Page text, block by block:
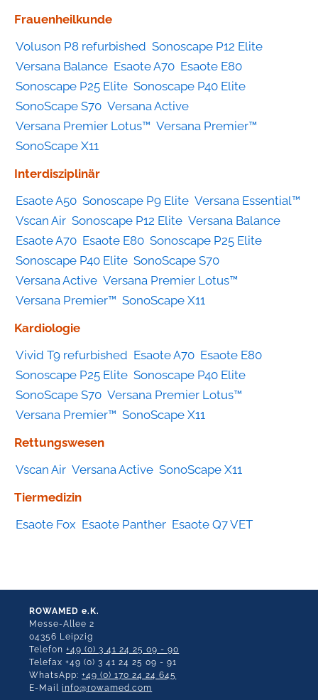
Frauenheilkunde
Voluson P8 refurbished Sonoscape P12 Elite
Versana Balance Esaote A70 Esaote E80
Sonoscape P25 Elite Sonoscape P40 Elite
SonoScape S70 Versana Active
Versana Premier Lotus™ Versana Premier™
SonoScape X11
Interdisziplinär
Esaote A50 Sonoscape P9 Elite Versana Essential™
Vscan Air Sonoscape P12 Elite Versana Balance
Esaote A70 Esaote E80 Sonoscape P25 Elite
Sonoscape P40 Elite SonoScape S70
Versana Active Versana Premier Lotus™
Versana Premier™ SonoScape X11
Kardiologie
Vivid T9 refurbished Esaote A70 Esaote E80
Sonoscape P25 Elite Sonoscape P40 Elite
SonoScape S70 Versana Premier Lotus™
Versana Premier™ SonoScape X11
Rettungswesen
Vscan Air Versana Active SonoScape X11
Tiermedizin
Esaote Fox Esaote Panther Esaote Q7 VET
ROWAMED e.K.
Messe-Allee 2
04356 Leipzig
Telefon+49 (0) 3 41 24 25 09 - 90
Telefax +49 (0) 3 41 24 25 09 - 91
WhatsApp:+49 (0) 170 24 24 645
E-Mail info@rowamed.com